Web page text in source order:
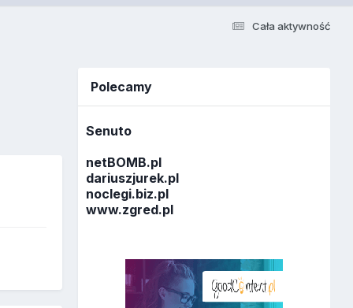
Cała aktywność
Polecamy
Senuto
netBOMB.pl
dariuszjurek.pl
noclegi.biz.pl
www.zgred.pl